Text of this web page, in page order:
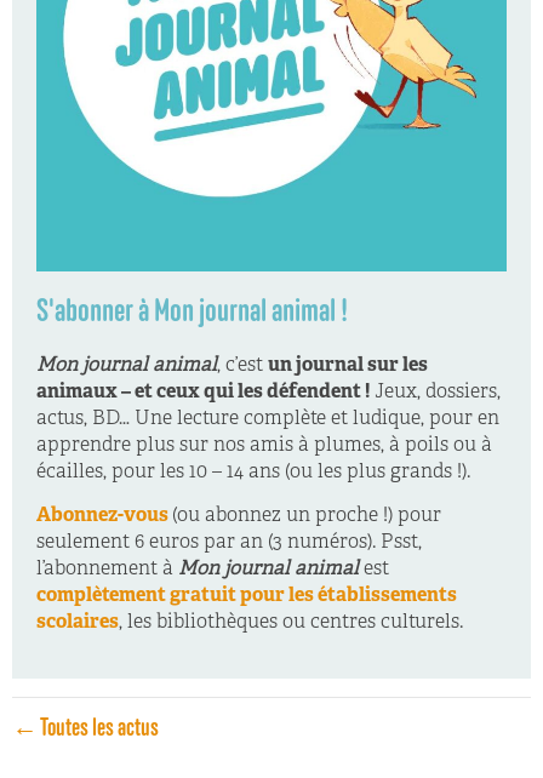
S'abonner à Mon journal animal !
Mon journal animal, c’est un journal sur les
animaux – et ceux qui les défendent ! Jeux, dossiers,
actus, BD… Une lecture complète et ludique, pour en
apprendre plus sur nos amis à plumes, à poils ou à
écailles, pour les 10 – 14 ans (ou les plus grands !).
Abonnez-vous (ou abonnez un proche !) pour
seulement 6 euros par an (3 numéros). Psst,
l’abonnement à Mon journal animalest
complètement gratuit pour les établissements
scolaires, les bibliothèques ou centres culturels.
← Toutes les actus